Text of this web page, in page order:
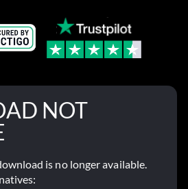
NOT
is no longer available.